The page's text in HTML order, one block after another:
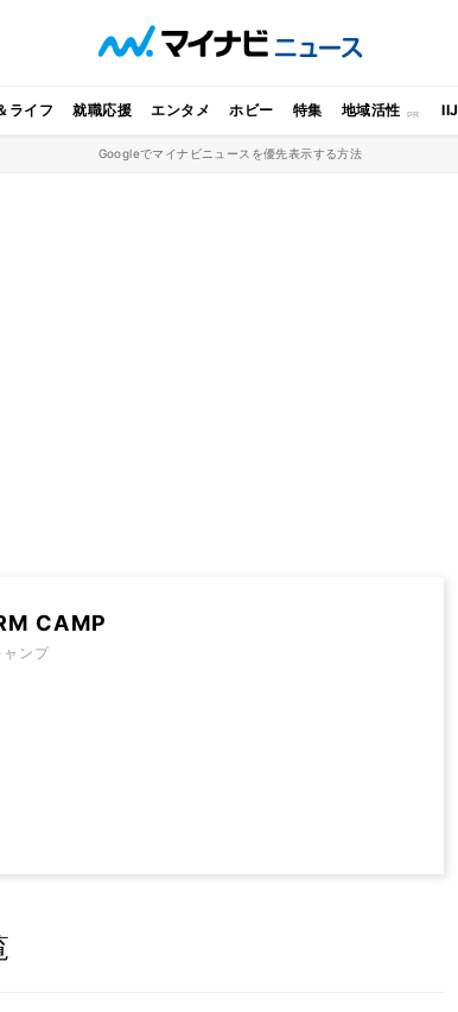
ライフ 就職応援 エンタメ ホビー 特集 地域活性 IIJ
Googleでマイナビニュースを優先表示する方法
CAMP
ンプ